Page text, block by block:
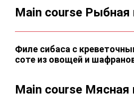
Main course Рыбная
Филе сибаса с
соте из овощей и
Main course Мясная